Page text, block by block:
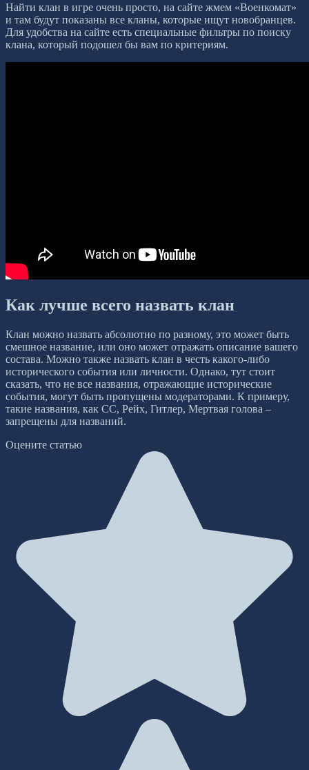
Найти клан в игре очень просто, на сайте жмем «Военкомат»
и там будут показаны все кланы, которые ищут новобранцев.
Для удобства на сайте есть специальные фильтры по поиску
клана, который подошел бы вам по критериям.
Как лучше всего назвать клан
Клан можно назвать абсолютно по разному, это может быть
смешное название, или оно может отражать описание вашего
состава. Можно также назвать клан в честь какого-либо
исторического события или личности. Однако, тут стоит
сказать, что не все названия, отражающие исторические
события, могут быть пропущены модераторами. К примеру,
такие названия, как СС, Рейх, Гитлер, Мертвая голова –
запрещены для названий.
Оцените статью